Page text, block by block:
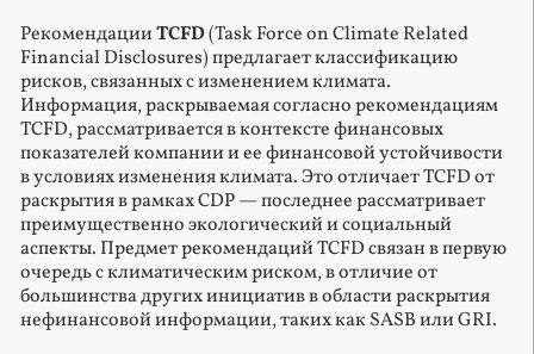
РекомендацииTCFD(Task Force on Climate Related
Financial Disclosures) предлагает классификацию
рисков, связанных с изменением климата.
Информация, раскрываемая согласно рекомендациям
TCFD, рассматривается в контексте финансовых
показателей компании и ее финансовой устойчивости
в условиях изменения климата. Это отличает TCFD от
раскрытия в рамках CDP — последнее рассматривает
преимущественно экологический и социальный
аспекты. Предмет рекомендаций TCFD связан в первую
очередь с климатическим риском, в отличие от
большинства других инициатив в области раскрытия
нефинансовой информации, таких как SASB или GRI.